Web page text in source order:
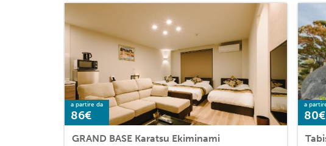
a partire da
86€
GRAND BASE Karatsu Ekiminami
a
80€